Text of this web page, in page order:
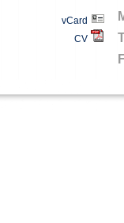
vCard
CV